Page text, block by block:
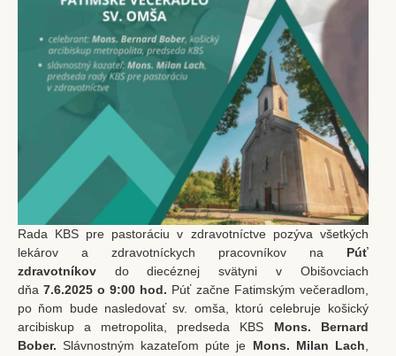
Rada KBS pre pastoráciu v zdravotníctve pozýva všetkých
lekárov a zdravotníckych pracovníkov na Púť
zdravotníkov do diecéznej svätyni v Obišovciach
dňa7.6.2025 o 9:00 hod. Púť začne Fatimským večeradlom,
po ňom bude nasledovať sv. omša, ktorú celebruje košický
arcibiskup a metropolita, predseda KBS Mons. Bernard
Bober.Slávnostným kazateľom púte je Mons. Milan Lach